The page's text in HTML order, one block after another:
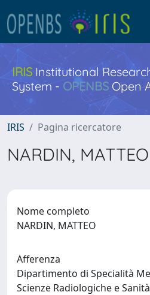
IRISInstitutional
System - OPENBS Open
IRIS Pagina ricercatore
NARDIN, MATTEO
Nome completo
NARDIN, MATTEO
Afferenza
Dipartimento di Specialità
Scienze Radiologiche e